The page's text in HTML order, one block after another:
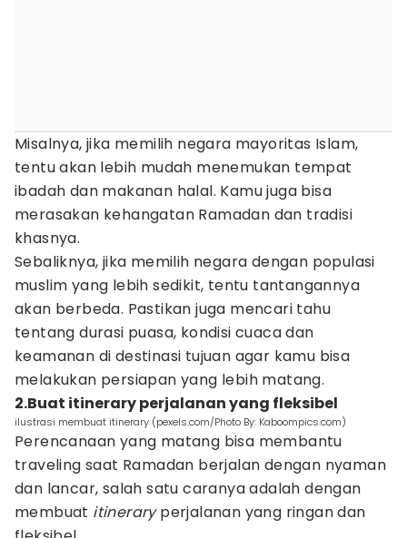
Misalnya, jika memilih negara mayoritas Islam,
tentu akan lebih mudah menemukan tempat
ibadah dan makanan halal. Kamu juga bisa
merasakan kehangatan Ramadan dan tradisi
khasnya.
Sebaliknya, jika memilih negara dengan populasi
muslim yang lebih sedikit, tentu tantangannya
akan berbeda. Pastikan juga mencari tahu
tentang durasi puasa, kondisi cuaca dan
keamanan di destinasi tujuan agar kamu bisa
melakukan persiapan yang lebih matang.
2.Buat itinerary perjalanan yang fleksibel
ilustrasi membuat itinerary (pexels.com/Photo By: Kaboompics.com)
Perencanaan yang matang bisa membantu
traveling saat Ramadan berjalan dengan nyaman
dan lancar, salah satu caranya adalah dengan
membuat itineraryperjalanan yang ringan dan